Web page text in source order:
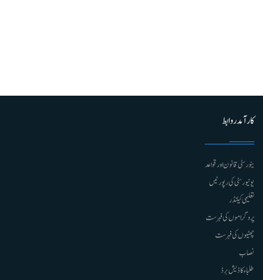
کارآمد روابط
ینورسٹی قانون اور قواعد
یونیورسٹی کی رپورٹیں
تعلیمی کیلنڈر
پروگراموں کی فہرست
چھٹیوں کی فہرست
نصاب
طلباء کا ڈیش برڈ